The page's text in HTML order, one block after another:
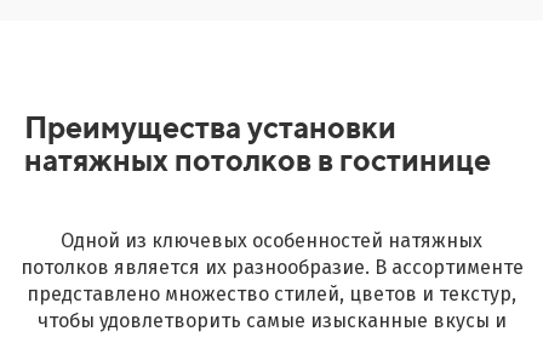
Преимущества установки
натяжных потолков в гостинице
Одной из ключевых особенностей натяжных
потолков является их разнообразие. В ассортименте
представлено множество стилей, цветов и текстур,
чтобы удовлетворить самые изысканные вкусы и